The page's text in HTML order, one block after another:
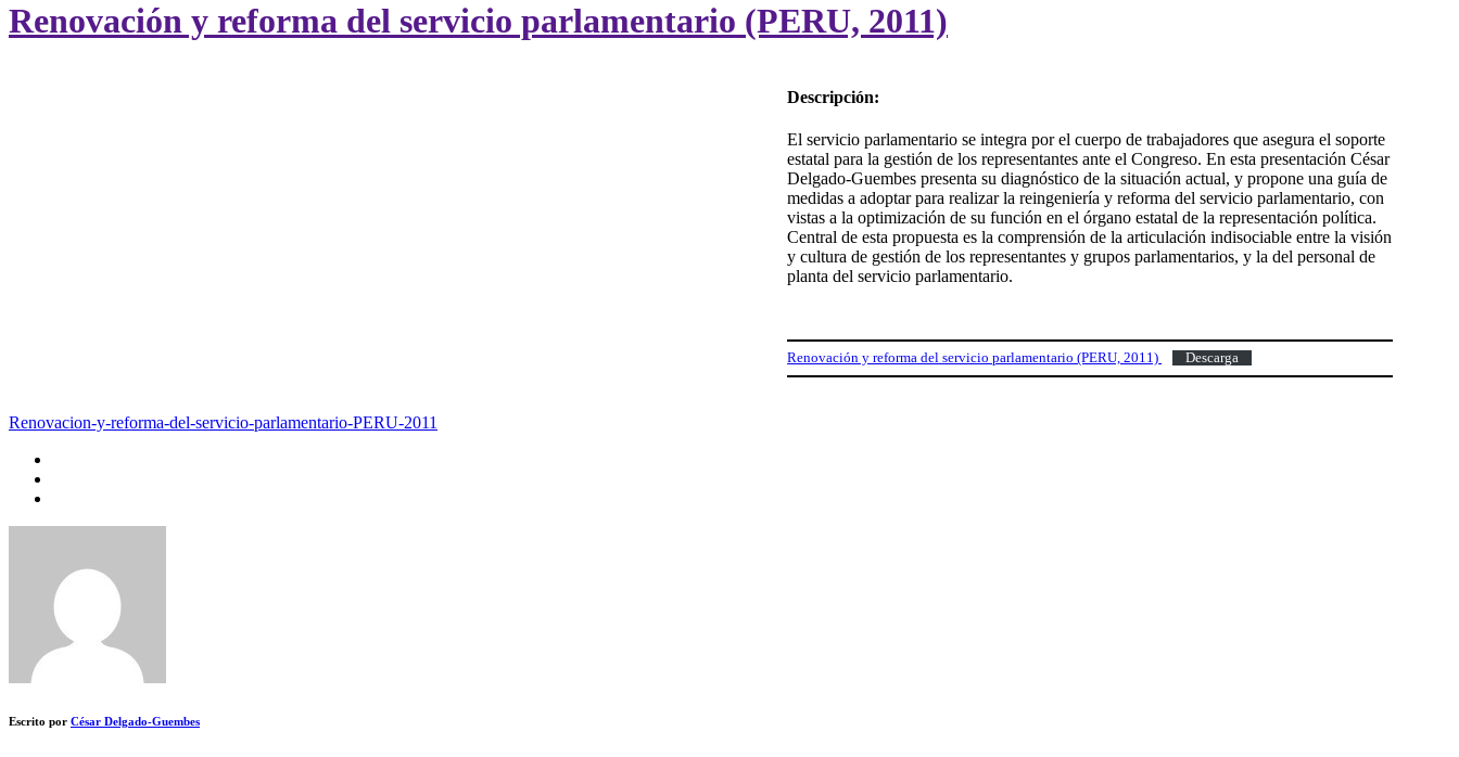
Renovación y reforma del servicio parlamentario (PERU, 2011)
Descripción:
El servicio parlamentario se integra por el cuerpo de trabajadores que asegura el soporte
estatal para la gestión de los representantes ante el Congreso. En esta presentación César
Delgado-Guembes presenta su diagnóstico de la situación actual, y propone una guía de
medidas a adoptar para realizar la reingeniería y reforma del servicio parlamentario, con
vistas a la optimización de su función en el órgano estatal de la representación política.
Central de esta propuesta es la comprensión de la articulación indisociable entre la visión
y cultura de gestión de los representantes y grupos parlamentarios, y la del personal de
planta del servicio parlamentario.
Renovación y reforma del servicio parlamentario (PERU, 2011) Descarga
Renovacion-y-reforma-del-servicio-parlamentario-PERU-2011
Escrito por César Delgado-Guembes